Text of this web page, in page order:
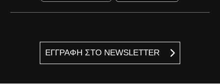
ΕΓΓΡΑΦΗ ΣΤΟ NEWSLETTER